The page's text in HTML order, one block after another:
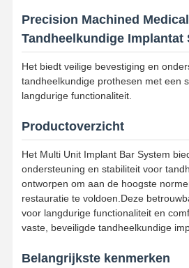
Precision Machined
Tandheelkundige Implantat
Het biedt veilige bevestiging en
tandheelkundige prothesen met een
langdurige functionaliteit.
Productoverzicht
Het Multi Unit Implant Bar System
ondersteuning en stabiliteit voor
ontworpen om aan de hoogste
restauratie te voldoen.Deze
voor langdurige functionaliteit en
vaste, beveiligde tandheelkundige
Belangrijkste kenmerken